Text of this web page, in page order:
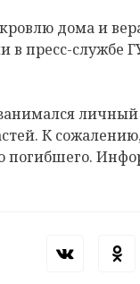
дома и
в пресс-службе
личный
К
погибшего.